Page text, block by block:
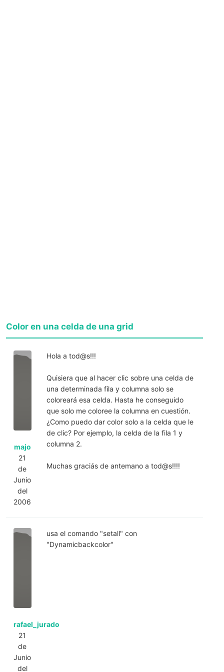
Color en una celda de una grid
majo
21
de
Junio
del
2006
Hola a tod@s!!!
Quisiera que al hacer clic sobre una celda de
una determinada fila y columna solo se
coloreará esa celda. Hasta he conseguido
que solo me coloree la columna en cuestión.
¿Como puedo dar color solo a la celda que le
de clic? Por ejemplo, la celda de la fila 1 y
columna 2.
Muchas graciás de antemano a tod@s!!!!
rafael_jurado
21
de
Junio
del
usa el comando "setall" con
"Dynamicbackcolor"